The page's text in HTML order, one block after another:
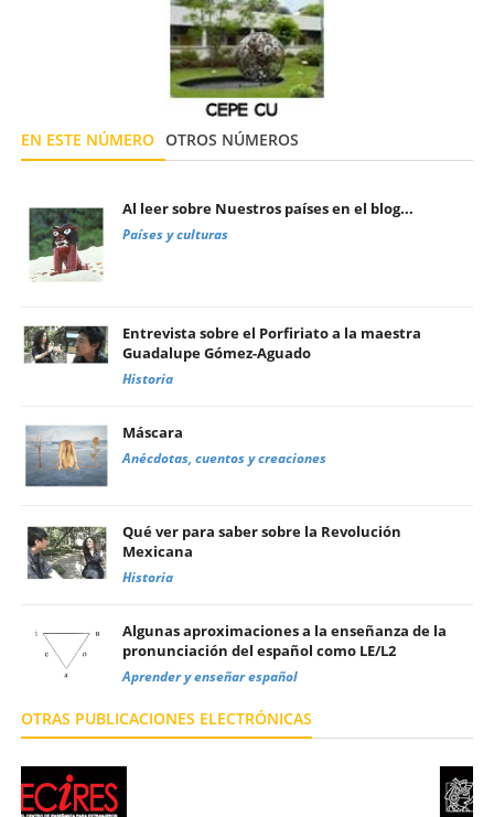
EN ESTE NÚMERO OTROS NÚMEROS
Al leer sobre Nuestros países en el blog...
Países y culturas
Entrevista sobre el Porfiriato a la maestra
Guadalupe Gómez-Aguado
Historia
Máscara
Anécdotas, cuentos y creaciones
Qué ver para saber sobre la Revolución
Mexicana
Historia
Algunas aproximaciones a la enseñanza de la
pronunciación del español como LE/L2
Aprender y enseñar español
OTRAS PUBLICACIONES ELECTRÓNICAS